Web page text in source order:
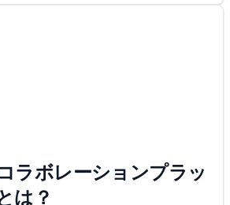
ラボレーションプラッ
は？